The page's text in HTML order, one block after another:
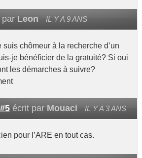
Leon IL Y A 9 ANS
suis chômeur à la recherche d’un
je bénéficier de la gratuité? Si oui
les démarches à suivre?
#5écrit par Mouaci IL Y A 3 ANS
pour l’ARE en tout cas.